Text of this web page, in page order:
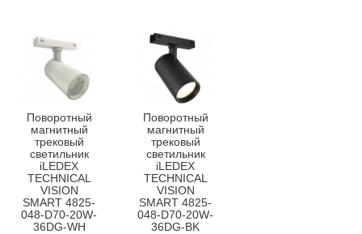
Поворотный
магнитный
трековый
светильник
iLEDEX
TECHNICAL
VISION
SMART 4825-
048-D70-20W-
36DG-WH
Поворотный
магнитный
трековый
светильник
iLEDEX
TECHNICAL
VISION
SMART 4825-
048-D70-20W-
36DG-BK